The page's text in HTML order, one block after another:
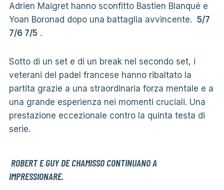
Adrien Maigret hanno sconfitto Bastien Blanqué e
Yoan Boronad dopo una battaglia avvincente. 5/7
7/6 7/5.
Sotto di un set e di un break nel secondo set, i
veterani del padel francese hanno ribaltato la
partita grazie a una straordinaria forza mentale e a
una grande esperienza nei momenti cruciali. Una
prestazione eccezionale contro la quinta testa di
serie.
ROBERT E GUY DE CHAMISSO CONTINUANO A
IMPRESSIONARE.